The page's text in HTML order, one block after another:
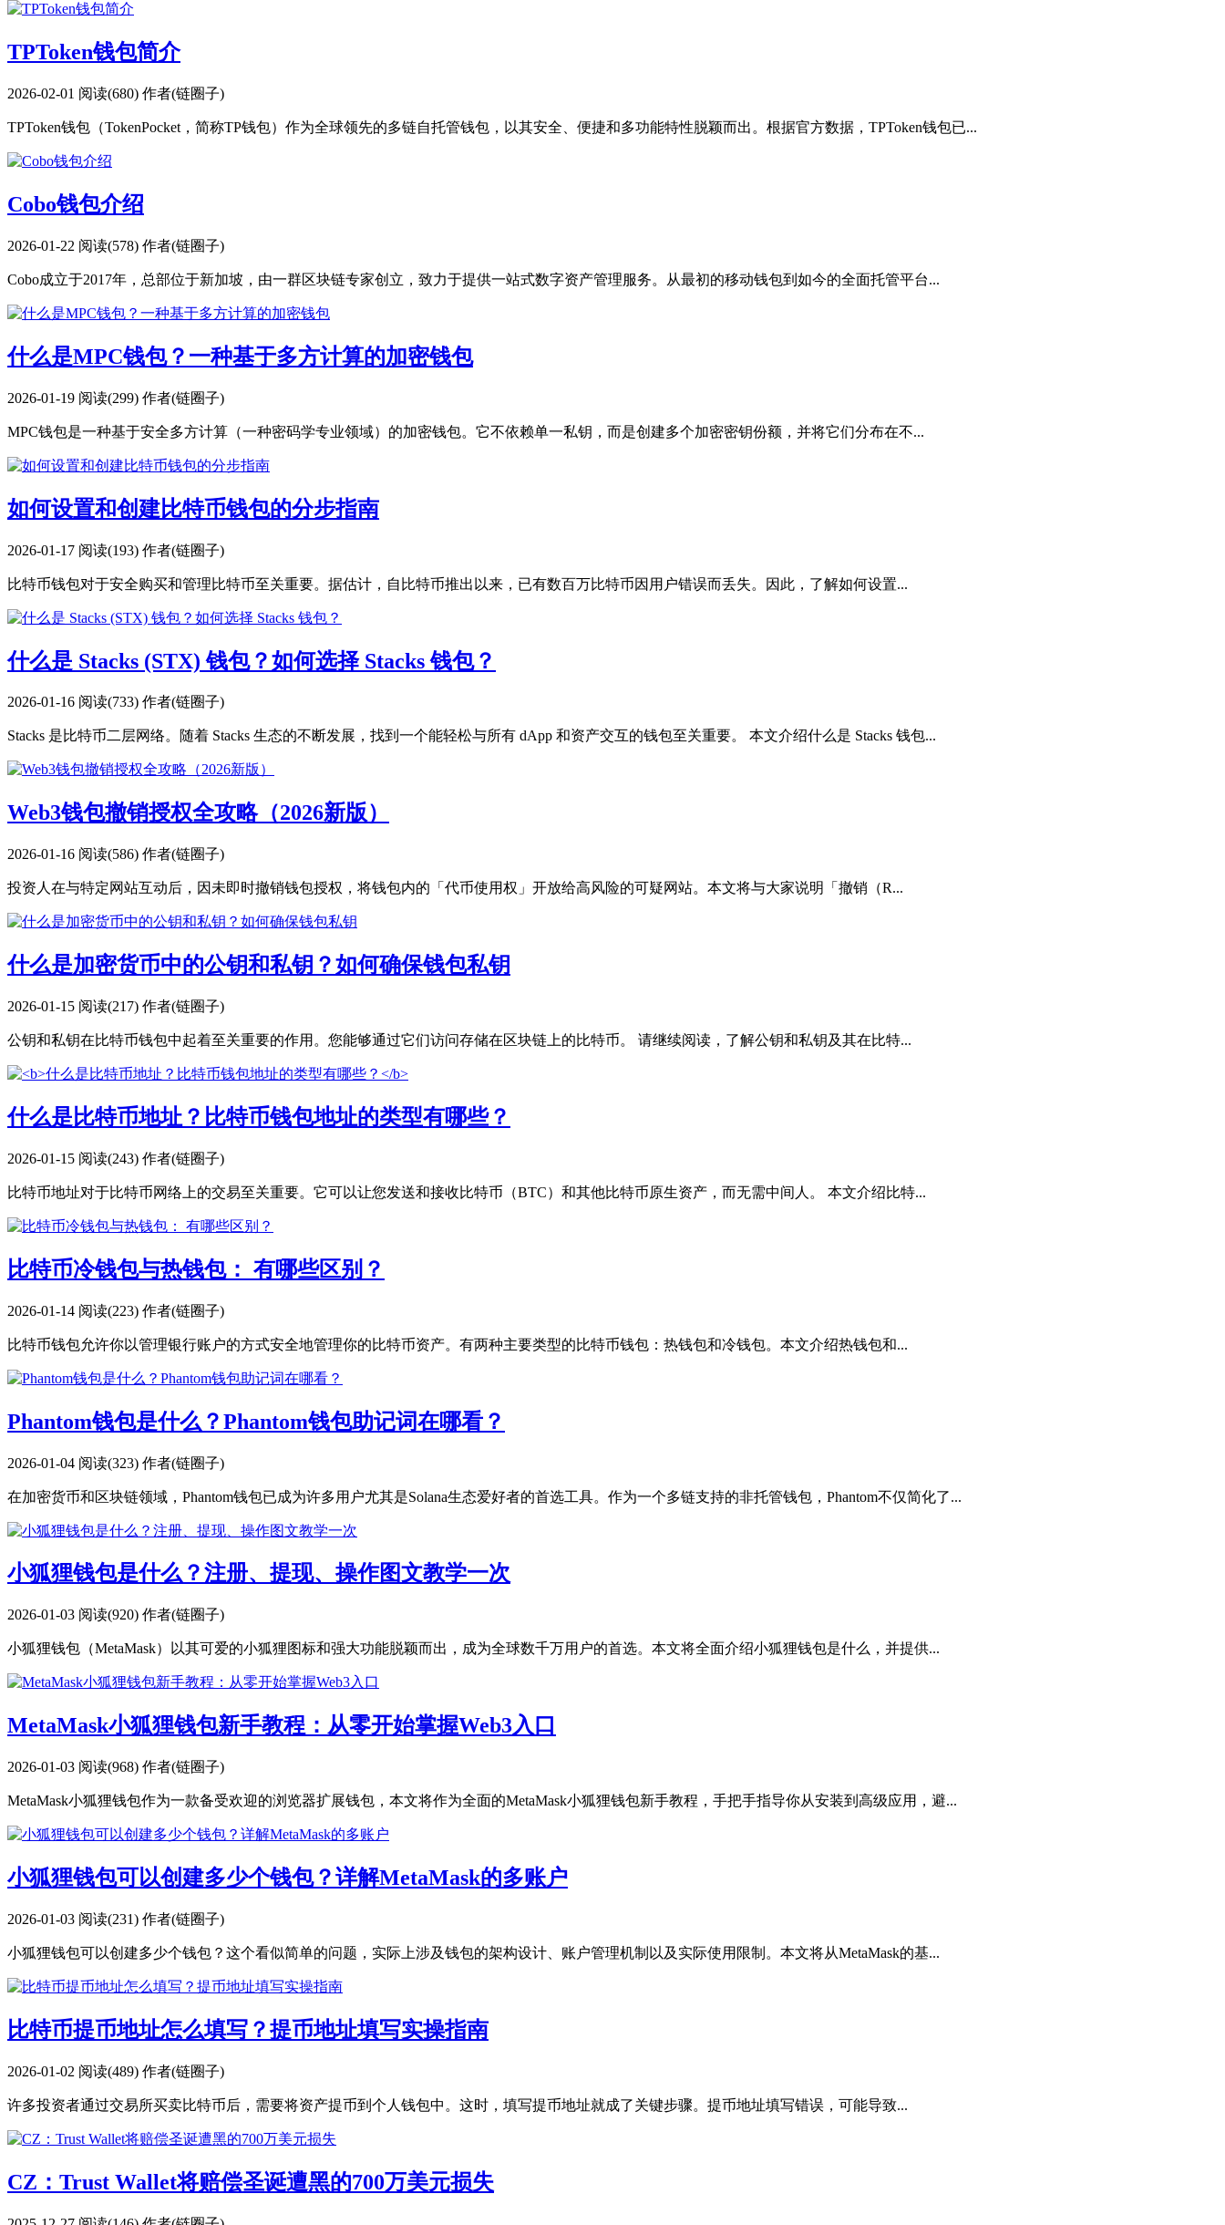
TPToken钱包简介
2026-02-01 阅读(680) 作者(链圈子)
TPToken钱包（TokenPocket，简称TP钱包）作为全球领先的多链自托管钱包，以其安全、便捷和多功能特性脱颖而出。根据官方数据，TPToken钱包已...
Cobo钱包介绍
2026-01-22 阅读(578) 作者(链圈子)
Cobo成立于2017年，总部位于新加坡，由一群区块链专家创立，致力于提供一站式数字资产管理服务。从最初的移动钱包到如今的全面托管平台...
什么是MPC钱包？一种基于多方计算的加密钱包
2026-01-19 阅读(299) 作者(链圈子)
MPC钱包是一种基于安全多方计算（一种密码学专业领域）的加密钱包。它不依赖单一私钥，而是创建多个加密密钥份额，并将它们分布在不...
如何设置和创建比特币钱包的分步指南
2026-01-17 阅读(193) 作者(链圈子)
比特币钱包对于安全购买和管理比特币至关重要。据估计，自比特币推出以来，已有数百万比特币因用户错误而丢失。因此，了解如何设置...
什么是 Stacks (STX) 钱包？如何选择 Stacks 钱包？
2026-01-16 阅读(733) 作者(链圈子)
Stacks 是比特币二层网络。随着 Stacks 生态的不断发展，找到一个能轻松与所有 dApp 和资产交互的钱包至关重要。 本文介绍什么是 Stacks 钱包...
Web3钱包撤销授权全攻略（2026新版）
2026-01-16 阅读(586) 作者(链圈子)
投资人在与特定网站互动后，因未即时撤销钱包授权，将钱包内的「代币使用权」开放给高风险的可疑网站。本文将与大家说明「撤销（R...
什么是加密货币中的公钥和私钥？如何确保钱包私钥
2026-01-15 阅读(217) 作者(链圈子)
公钥和私钥在比特币钱包中起着至关重要的作用。您能够通过它们访问存储在区块链上的比特币。 请继续阅读，了解公钥和私钥及其在比特...
什么是比特币地址？比特币钱包地址的类型有哪些？
2026-01-15 阅读(243) 作者(链圈子)
比特币地址对于比特币网络上的交易至关重要。它可以让您发送和接收比特币（BTC）和其他比特币原生资产，而无需中间人。 本文介绍比特...
比特币冷钱包与热钱包： 有哪些区别？
2026-01-14 阅读(223) 作者(链圈子)
比特币钱包允许你以管理银行账户的方式安全地管理你的比特币资产。有两种主要类型的比特币钱包：热钱包和冷钱包。本文介绍热钱包和...
Phantom钱包是什么？Phantom钱包助记词在哪看？
2026-01-04 阅读(323) 作者(链圈子)
在加密货币和区块链领域，Phantom钱包已成为许多用户尤其是Solana生态爱好者的首选工具。作为一个多链支持的非托管钱包，Phantom不仅简化了...
小狐狸钱包是什么？注册、提现、操作图文教学一次
2026-01-03 阅读(920) 作者(链圈子)
小狐狸钱包（MetaMask）以其可爱的小狐狸图标和强大功能脱颖而出，成为全球数千万用户的首选。本文将全面介绍小狐狸钱包是什么，并提供...
MetaMask小狐狸钱包新手教程：从零开始掌握Web3入口
2026-01-03 阅读(968) 作者(链圈子)
MetaMask小狐狸钱包作为一款备受欢迎的浏览器扩展钱包，本文将作为全面的MetaMask小狐狸钱包新手教程，手把手指导你从安装到高级应用，避...
小狐狸钱包可以创建多少个钱包？详解MetaMask的多账户
2026-01-03 阅读(231) 作者(链圈子)
小狐狸钱包可以创建多少个钱包？这个看似简单的问题，实际上涉及钱包的架构设计、账户管理机制以及实际使用限制。本文将从MetaMask的基...
比特币提币地址怎么填写？提币地址填写实操指南
2026-01-02 阅读(489) 作者(链圈子)
许多投资者通过交易所买卖比特币后，需要将资产提币到个人钱包中。这时，填写提币地址就成了关键步骤。提币地址填写错误，可能导致...
CZ：Trust Wallet将赔偿圣诞遭黑的700万美元损失